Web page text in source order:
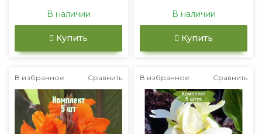
В наличии
Купить
В наличии
Купить
В избранное Сравнить В избранное Сравнить